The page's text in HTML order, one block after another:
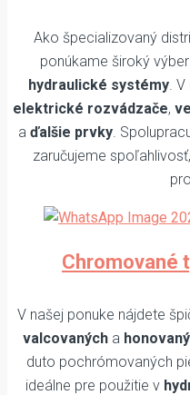
Ako špecializovaný
ponúkame široký
hydraulické systémy.
elektrické rozvádzače,
a ďalšie prvky.
zaručujeme
Chromované
V našej ponuke nájdete
valcovanýcha
duto pochrómovaných
ideálne pre použitie v